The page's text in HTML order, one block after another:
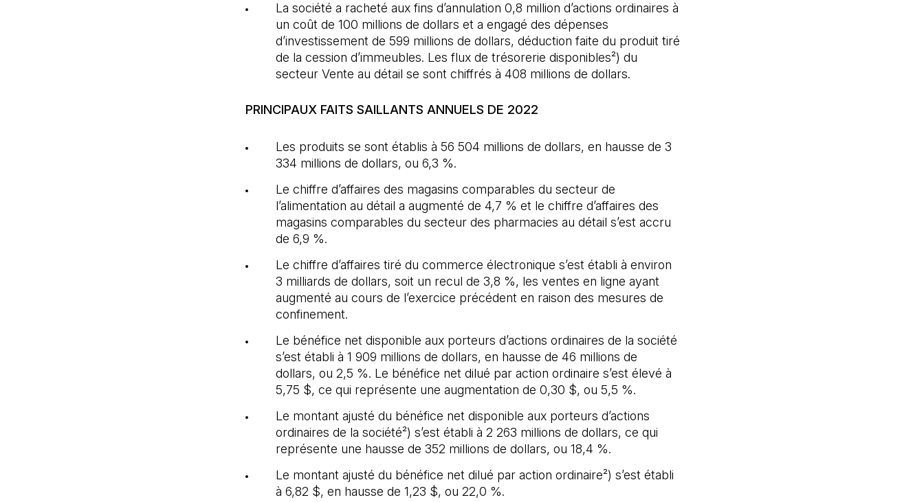
La société a racheté aux fins d’annulation 0,8 million d’actions ordinaires à
un coût de 100 millions de dollars et a engagé des dépenses
d’investissement de 599 millions de dollars, déduction faite du produit tiré
de la cession d’immeubles. Les flux de trésorerie disponibles²) du
secteur Vente au détail se sont chiffrés à 408 millions de dollars.
PRINCIPAUX FAITS SAILLANTS ANNUELS DE 2022
Les produits se sont établis à 56 504 millions de dollars, en hausse de 3
334 millions de dollars, ou 6,3 %.
Le chiffre d’affaires des magasins comparables du secteur de
l’alimentation au détail a augmenté de 4,7 % et le chiffre d’affaires des
magasins comparables du secteur des pharmacies au détail s’est accru
de 6,9 %.
Le chiffre d’affaires tiré du commerce électronique s’est établi à environ
3 milliards de dollars, soit un recul de 3,8 %, les ventes en ligne ayant
augmenté au cours de l’exercice précédent en raison des mesures de
confinement.
Le bénéfice net disponible aux porteurs d’actions ordinaires de la société
s’est établi à 1 909 millions de dollars, en hausse de 46 millions de
dollars, ou 2,5 %. Le bénéfice net dilué par action ordinaire s’est élevé à
5,75 $, ce qui représente une augmentation de 0,30 $, ou 5,5 %.
Le montant ajusté du bénéfice net disponible aux porteurs d’actions
ordinaires de la société²) s’est établi à 2 263 millions de dollars, ce qui
représente une hausse de 352 millions de dollars, ou 18,4 %.
Le montant ajusté du bénéfice net dilué par action ordinaire²) s’est établi
à 6,82 $, en hausse de 1,23 $, ou 22,0 %.